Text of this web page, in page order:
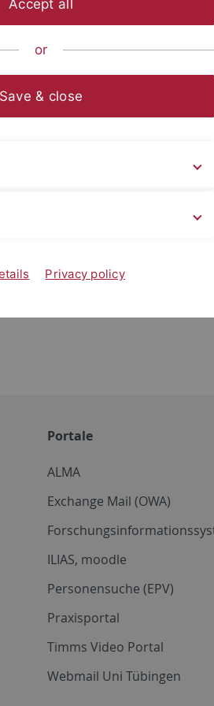
Portale
ALMA
Exchange Mail (OWA)
ILIAS, moodle
Personensuche (EPV)
Praxisportal
Timms Video Portal
Webmail Uni Tübingen
Accept all
or
Save & close
Privacy policy